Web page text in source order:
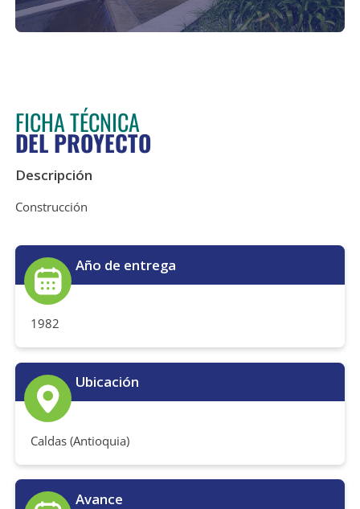
FICHA TÉCNICA
DEL PROYECTO
Descripción
Construcción
Año de entrega
1982
Ubicación
Caldas (Antioquia)
Avance